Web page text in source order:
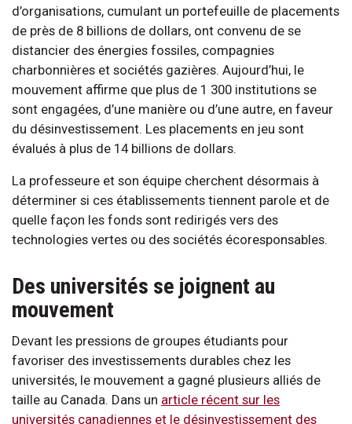
d’organisations, cumulant un portefeuille de placements
de près de 8 billions de dollars, ont convenu de se
distancier des énergies fossiles, compagnies
charbonnières et sociétés gazières. Aujourd’hui, le
mouvement affirme que plus de 1 300 institutions se
sont engagées, d’une manière ou d’une autre, en faveur
du désinvestissement. Les placements en jeu sont
évalués à plus de 14 billions de dollars.
La professeure et son équipe cherchent désormais à
déterminer si ces établissements tiennent parole et de
quelle façon les fonds sont redirigés vers des
technologies vertes ou des sociétés écoresponsables.
Des universités se joignent au
mouvement
Devant les pressions de groupes étudiants pour
favoriser des investissements durables chez les
universités, le mouvement a gagné plusieurs alliés de
taille au Canada. Dans un article récent sur les
universités canadiennes et le désinvestissement des